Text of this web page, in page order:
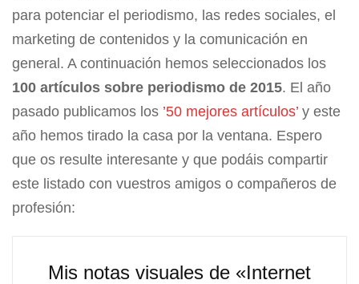
para potenciar el periodismo, las redes sociales, el
marketing de contenidos y la comunicación en
general. A continuación hemos seleccionados los
100 artículos sobre periodismo de 2015. El año
pasado publicamos los ’50 mejores artículos’ y este
año hemos tirado la casa por la ventana. Espero
que os resulte interesante y que podáis compartir
este listado con vuestros amigos o compañeros de
profesión:
Mis notas visuales de «Internet